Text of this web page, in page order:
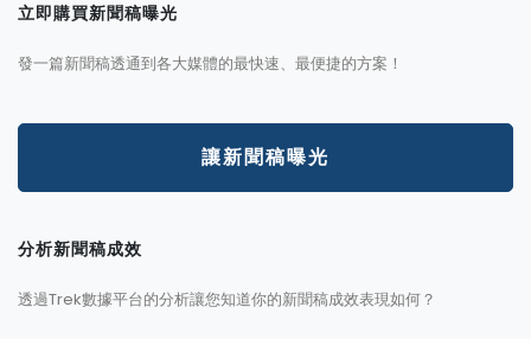
立即購買新聞稿曝光
發一篇新聞稿透通到各大媒體的最快速、最便捷的方案！
讓新聞稿曝光
分析新聞稿成效
透過Trek數據平台的分析讓您知道你的新聞稿成效表現如何？